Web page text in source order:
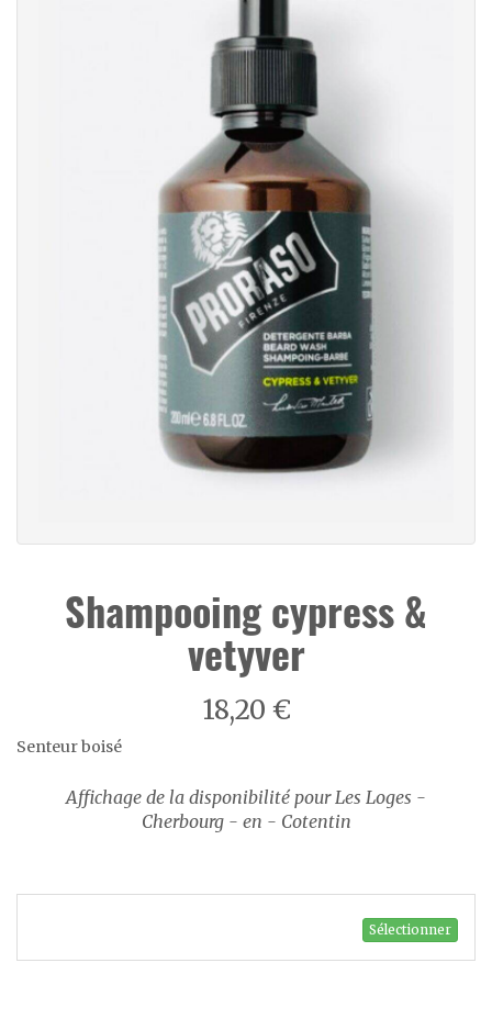
Shampooing cypress &
vetyver
18,20 €
Senteur boisé
Affichage de la disponibilité pour Les Loges -
Cherbourg - en - Cotentin
Sélectionner